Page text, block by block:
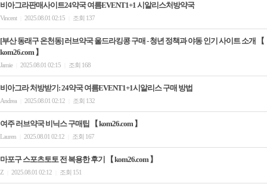
비아그라판매사이트24약국 여름EVENT1+1 시알리스처방약국
Vincent 2025.08.01 02:15 조회 137
[부산 동래구 온천동] 러브약국 울드라킹콩 구매 - 청년 정책과 야동 인기 사이트 소개 【
kom26.com 】
Jamie 2025.08.01 02:15 조회 168
비아그라 처방받기: 24약국 여름EVENT1+1시알리스 구매 방법
Andrea 2025.08.01 02:12 조회 132
여주 러브약국 비닉스 구매팁 【 kom26.com 】
Lauren 2025.08.01 02:12 조회 167
마포구 스포츠토토 전 복용한 후기 【 kom26.com 】
Z 2025.08.01 02:12 조회 151